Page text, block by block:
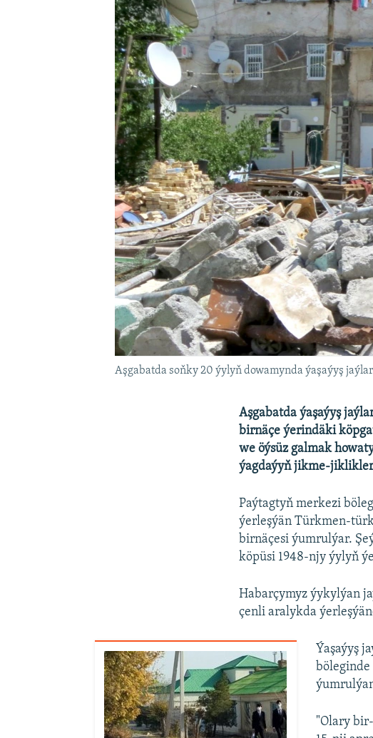
Aşgabatda soňky 20 ýylyň dowamynda ýaşaýyş
Aşgabatda ýaşaýyş
birnäçe ýerindäki
we öýsüz galmak
ýagdaýyň jikme-
Paýtagtyň merkezi
ýerleşýän Türkmen-
birnäçesi ýumrulýar.
köpüsi 1948-njy ýylyň
Habarçymyz ýykylýan
çenli aralykda
Ýaşaýyş
"Olary